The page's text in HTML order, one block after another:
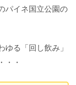
パイネ国立公園の
る「回し飲み」
・・